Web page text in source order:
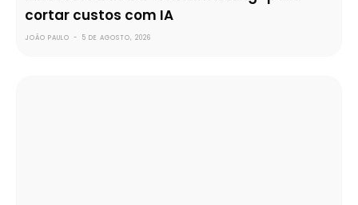
cortar custos com IA
JOÃO PAULO - 5 DE AGOSTO, 2026